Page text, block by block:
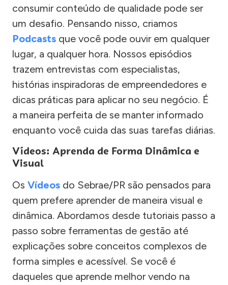
consumir conteúdo de qualidade pode ser
um desafio. Pensando nisso, criamos
Podcasts que você pode ouvir em qualquer
lugar, a qualquer hora. Nossos episódios
trazem entrevistas com especialistas,
histórias inspiradoras de empreendedores e
dicas práticas para aplicar no seu negócio. É
a maneira perfeita de se manter informado
enquanto você cuida das suas tarefas diárias.
Vídeos: Aprenda de Forma Dinâmica e
Visual
Os Vídeos do Sebrae/PR são pensados para
quem prefere aprender de maneira visual e
dinâmica. Abordamos desde tutoriais passo a
passo sobre ferramentas de gestão até
explicações sobre conceitos complexos de
forma simples e acessível. Se você é
daqueles que aprende melhor vendo na